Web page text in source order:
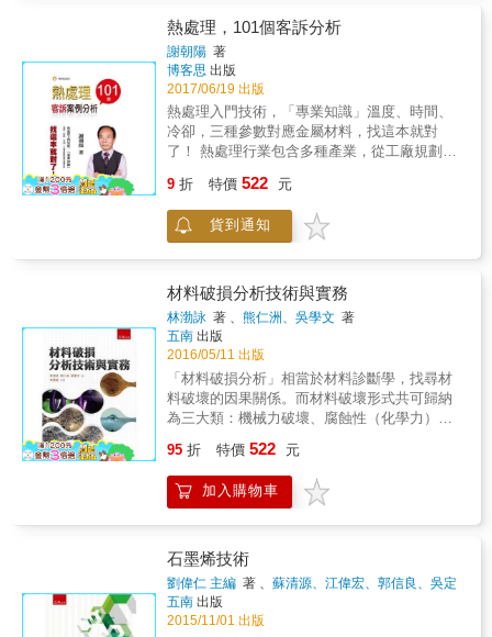
今科技協助年代令人驚豔的先驅設計。&&⚙️各
界好評⚙️&「作者艾葛拉瓦為熱愛寫科普書的結
構工程師，擅長以結合歷史說故事的方式來傳
遞工程概念，將工程學變得簡單有趣，過去審
定其暢銷作：《如何在果凍上蓋城市？》及
《哇！這是怎麼蓋出來》，對這樣的寫作風格
如沐春風。本書以我們熟悉的七項工程小發
的重要工程應用，讓我們眼界大開。」
長、國立臺灣大學土木工程學系教授&「若要讚
嘆人類文明的成就，工程學是最顯明的代表，
幾乎永不停歇地帶來更高、更快、更大、更
小、更輕、更精準、更堅韌的科技物，無可限
量地造福我們的生活。&但這些科技物之所以有
用，需要眾多零件的串接整合，少一根釘子、
毀一個輪子、缺一塊鏡片或磁鐵、壞一個彈簧
或泵浦、斷一條繩子等，將會導致航空器墜
毀、高樓倒塌、工廠停擺，或大規模停電。本
書充滿創意及洞察力，以七種小物打造一處
『大觀園』，為我們展現文明發展最不可或缺
的零件，和人類心靈最精采豐富的源頭。」
&mdash;&mdash;黃春木／臺北市立建國高中
歷史科教師&「這本書從小零件背後的技術出
發，闡述鮮為人知的發明家故事，娓娓道出工
程學以人為本的核心價值，引領讀者同理心的
人文的關懷。閱讀《小零件改變大世界》，帶
領我們從宏觀的世界走進微觀的視野，理解七
種不顯眼卻又無處不在的基本零件，如何成為
現代文明的重要推手，造就工程學的巍峨與壯
熱處理，101個客訴分析
謝朝陽 著
博客思 出版
2017/06/19 出版
熱處理入門技術，「專業知識」溫度、時間、
冷卻，三種參數對應金屬材料，找這本就對
了！ 熱處理行業包含多種產業，從工廠規劃、
實務。 鐵鋼材料在受到加熱、冷卻或加工時，
其動態及靜態的強度均會發生顯著的變化；通
常由於材料選擇不當、熱處理操作不當、或者
行家針對產品問題並提出解決對策及建議。
9 折 特價 522 元
貨到通知
材料破損分析技術與實務
林渤詠 著 、熊仁洲、吳學文 著
五南 出版
2016/05/11 出版
「材料破損分析」相當於材料診斷學，找尋材
料破壞的因果關係。而材料破壞形式共可歸納
為三大類：機械力破壞、腐蝕性（化學力）破
原理及分析工具，可具體了解破壞原因及破壞
機構。 本書將材料破損分析之技術案例彙整成
集。以作者親自執行之實際案例進行探討與分
蝕破壞)，能夠讓設計者、製造者、操作人員及
有興趣之大眾參考，進而早一步發現破損原
因，避免相同或相似的情況發生，減少人員安
全威脅與財產損失。本書以實務為出發點，除
95 折 特價 522 元
加入購物車
石墨烯技術
劉偉仁 主編 著 、蘇清源、江偉宏、郭信良、吳定
宇著
五南 出版
2015/11/01 出版